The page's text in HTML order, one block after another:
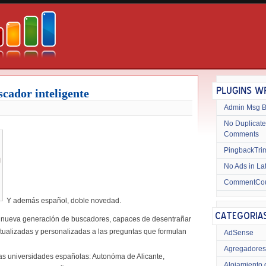
inteligente
Y además español, doble novedad.
generación de buscadores, capaces de desentrañar
y personalizadas a las preguntas que formulan
universidades españolas: Autonóma de Alicante,
Admin Msg
No
Comments
No Ads in
AdSense